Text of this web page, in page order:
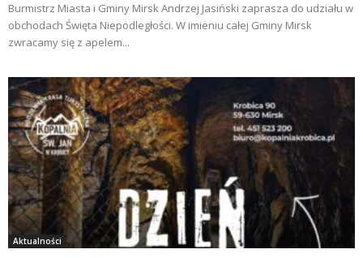
Burmistrz Miasta i Gminy Mirsk Andrzej Jasiński zaprasza do udziału w
obchodach Święta Niepodległości. W imieniu całej Gminy Mirsk
zwracamy się z apelem...
Aktualności